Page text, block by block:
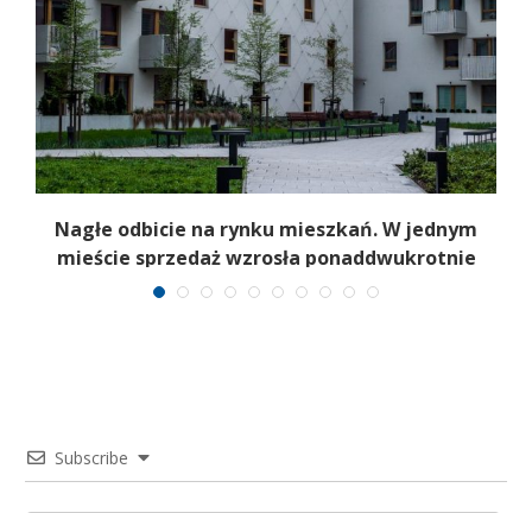
Nagłe odbicie na rynku mieszkań. W jednym
mieście sprzedaż wzrosła ponaddwukrotnie
Subscribe